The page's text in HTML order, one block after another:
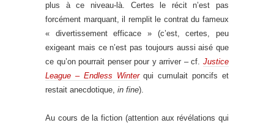
plus à ce niveau-là. Certes le récit n’est pas
forcément marquant, il remplit le contrat du fameux
« divertissement efficace » (c’est, certes, peu
exigeant mais ce n’est pas toujours aussi aisé que
ce qu’on pourrait penser pour y arriver – cf. Justice
League – Endless Winterqui cumulait poncifs et
restait anecdotique, in fine).
Au cours de la fiction (attention aux révélations qui